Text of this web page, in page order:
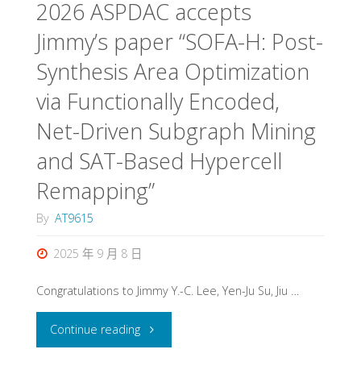
2026 ASPDAC accepts
Jimmy’s paper “SOFA-H: Post-
Synthesis Area Optimization
via Functionally Encoded,
Net-Driven Subgraph Mining
and SAT-Based Hypercell
Remapping”
By AT9615
2025 年 9 月 8 日
Congratulations to Jimmy Y.-C. Lee, Yen-Ju Su, Jiu …
Continue reading"2026